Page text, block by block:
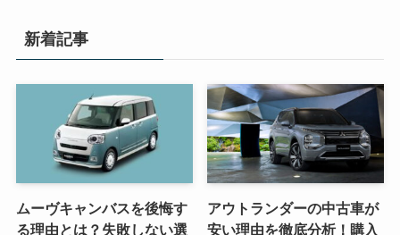
新着記事
ムーヴキャンバスを後悔す
る理由とは？失敗しない選
アウトランダーの中古車が
安い理由を徹底分析！購入